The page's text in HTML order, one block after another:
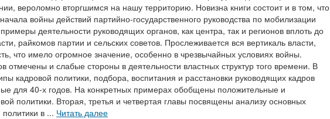
вероломно вторгшимся на нашу территорию. Новизна книги состоит и в том, что
войны действий партийно-государственного руководства по мобилизации
деятельности руководящих органов, как центра, так и регионов вплоть до
райкомов партии и сельских советов. Прослеживается вся вертикаль власти,
что имело огромное значение, особенно в чрезвычайных условиях войны.
отмечены и слабые стороны в деятельности властных структур того времени. В
кадровой политики, подбора, воспитания и расстановки руководящих кадров
для 40-х годов. На конкретных примерах обобщены положительные и
политики. Вторая, третья и четвертая главы посвящены анализу основных
в ... Читать далее